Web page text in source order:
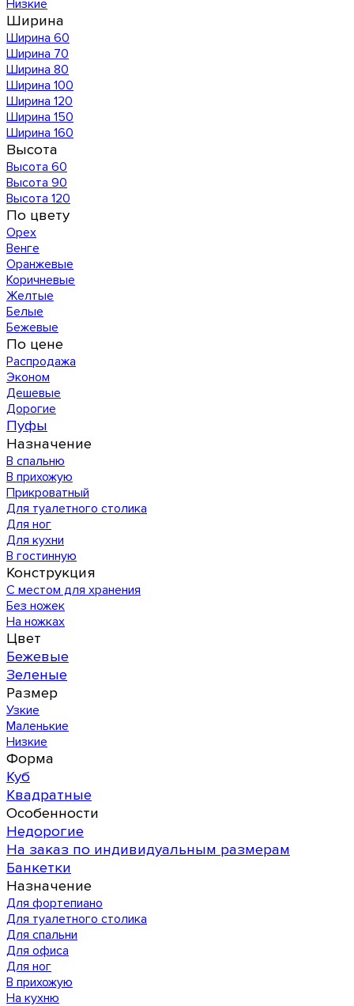
Низкие
Ширина
Ширина 60
Ширина 70
Ширина 80
Ширина 100
Ширина 120
Ширина 150
Ширина 160
Высота
Высота 60
Высота 90
Высота 120
По цвету
Орех
Венге
Оранжевые
Коричневые
Желтые
Белые
Бежевые
По цене
Распродажа
Эконом
Дешевые
Дорогие
Пуфы
Назначение
В спальню
В прихожую
Прикроватный
Для туалетного столика
Для ног
Для кухни
В гостинную
Конструкция
С местом для хранения
Без ножек
На ножках
Цвет
Бежевые
Зеленые
Размер
Узкие
Маленькие
Низкие
Форма
Куб
Квадратные
Особенности
Недорогие
На заказ по индивидуальным размерам
Банкетки
Назначение
Для фортепиано
Для туалетного столика
Для спальни
Для офиса
Для ног
В прихожую
На кухню